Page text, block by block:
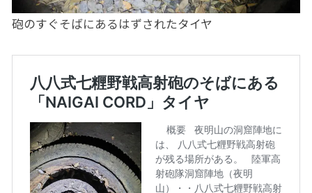
砲のすぐそばにあるはずされたタイヤ